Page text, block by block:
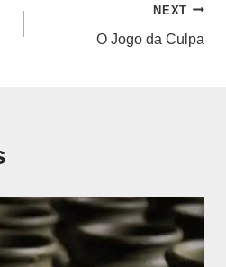
NEXT
O Jogo da Culpa